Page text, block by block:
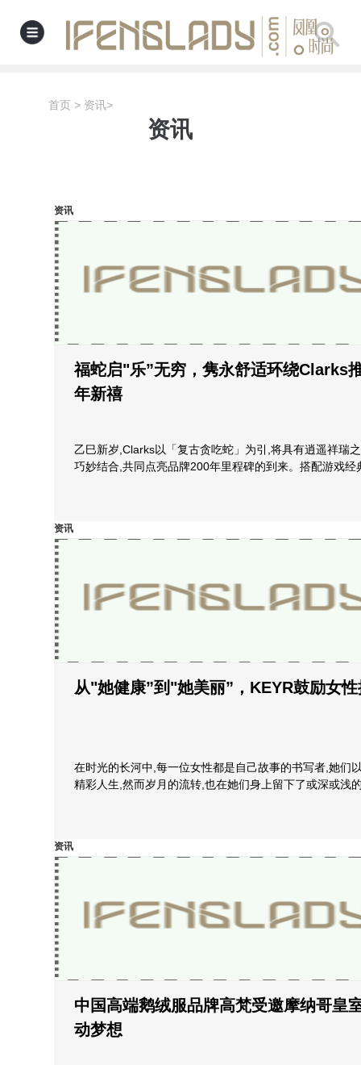
首页 > 资讯>
资讯
资讯
福蛇启"乐”无穷，隽永舒适环绕Clarks
年新禧
乙巳新岁,Clarks以「复古贪吃蛇」为引,将具有逍遥祥瑞
巧妙结合,共同点亮品牌200年里程碑的到来。搭配游戏经
资讯
从"她健康”到"她美丽”，KEYR鼓励女
在时光的长河中,每一位女性都是自己故事的书写者,她们
精彩人生,然而岁月的流转,也在她们身上留下了或深或浅
资讯
中国高端鹅绒服品牌高梵受邀摩纳哥皇
动梦想